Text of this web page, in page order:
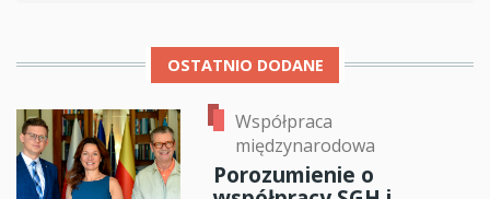
OSTATNIO DODANE
Współpraca
międzynarodowa
Porozumienie o